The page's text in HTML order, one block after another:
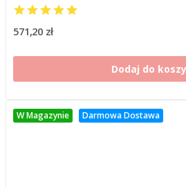
571,20 zł
Dodaj do
W Magazynie Darmowa Dostawa